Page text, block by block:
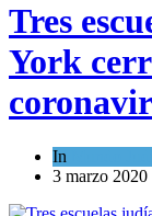
Tres
York
In
3 marzo 2020